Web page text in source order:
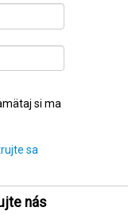
si ma
sa
nás